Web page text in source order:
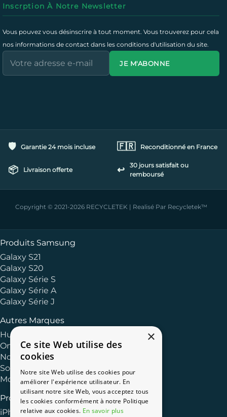
Inscrption À Notre Newsletter
Vous pouvez vous désinscrire à tout moment. Vous trouverez pour cela
nos informations de contact dans les conditions d'utilisation du site.
JE M'ABONNE
🛡️ Garantie 24 mois incluse 🇫🇷 Reconditionné en France
📦 Livraison offerte ↩️
30 jours satisfait ou
remboursé
Copyright © 2021-2026 RECYCLETEK | Realisé Par Recycletek™
Produits Apple
iPhone 13
Autres Marques
Huawei
OnePlus
Nokia
Sony
Motorola
Produits Samsung
Galaxy S21
Galaxy S20
Galaxy Série S
Galaxy Série A
Galaxy Série J
×
Ce site Web utilise des
cookies
Notre site Web utilise des cookies pour
améliorer l'expérience utilisateur. En
utilisant notre site Web, vous acceptez tous
les cookies conformément à notre Politique
relative aux cookies. En savoir plus